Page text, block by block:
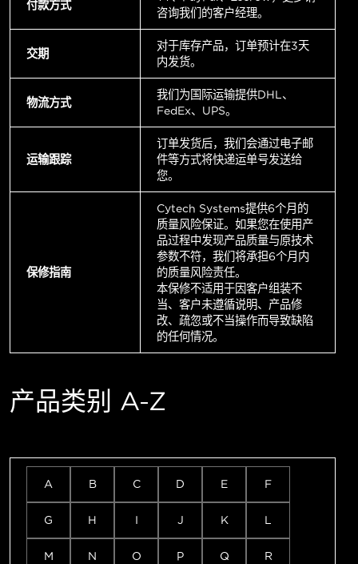
付款方式
咨询我们的客户经理。
交期
对于库存产品，订单预计在3天
内发货。
物流方式
我们为国际运输提供DHL、
FedEx、UPS。
运输跟踪
订单发货后，我们会通过电子邮
件等方式将快递运单号发送给
您。
保修指南
Cytech Systems提供6个月的
质量风险保证。如果您在使用产
品过程中发现产品质量与原技术
参数不符，我们将承担6个月内
的质量风险责任。
本保修不适用于因客户组装不
当、客户未遵循说明、产品修
改、疏忽或不当操作而导致缺陷
的任何情况。
产品类别 A-Z
A B C D E F
G H I J K L
M N O P Q R